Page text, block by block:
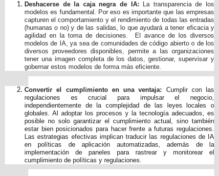
Deshacerse de la caja negra de IA:
La transparencia de los
modelos es fundamental. Por eso es importante que las empresas
capturen el comportamiento y el rendimiento de todas las entradas
(humanas o no) y de las salidas, lo que ayudará a tener eficacia y
agilidad en la toma de decisiones. El avance de los diversos
modelos de IA, ya sea de comunidades de código abierto o de los
diversos proveedores disponibles, permite a las organizaciones
tener una imagen completa de los datos, gestionar, supervisar y
gobernar estos modelos de forma más eficiente.
Convertir el cumplimiento en una ventaja: Cumplir con las
regulaciones es crucial para impulsar el negocio,
independientemente de la complejidad de las leyes locales o
globales. Al adoptar los procesos y la tecnología adecuados, es
posible no solo garantizar el cumplimiento actual, sino también
estar bien posicionados para hacer frente a futuras regulaciones.
Las estrategias efectivas implican traducir las regulaciones de IA
en políticas de aplicación automatizadas, además de la
implementación de paneles para rastrear y monitorear el
cumplimiento de políticas y regulaciones.